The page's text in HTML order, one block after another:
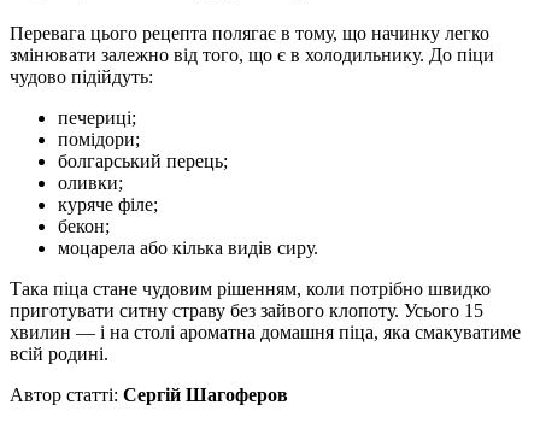
Перевага цього рецепта полягає в тому, що начинку легко
змінювати залежно від того, що є в холодильнику. До піци
чудово підійдуть:
печериці;
помідори;
болгарський перець;
оливки;
куряче філе;
бекон;
моцарела або кілька видів сиру.
Така піца стане чудовим рішенням, коли потрібно швидко
приготувати ситну страву без зайвого клопоту. Усього 15
хвилин — і на столі ароматна домашня піца, яка смакуватиме
всій родині.
Автор статті: Сергій Шагоферов